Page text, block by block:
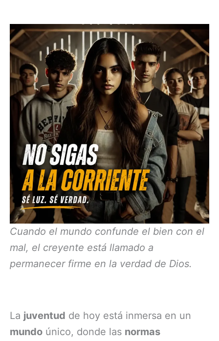
Cuando el mundo confunde el bien con el
mal, el creyente está llamado a
permanecer firme en la verdad de Dios.
La juventud de hoy está inmersa en un
mundo único, donde las normas